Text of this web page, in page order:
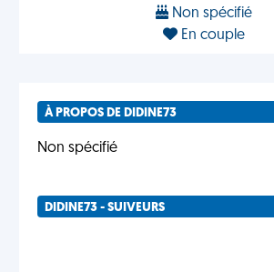
Non spécifié
En couple
À PROPOS DE DIDINE73
Non spécifié
DIDINE73 - SUIVEURS